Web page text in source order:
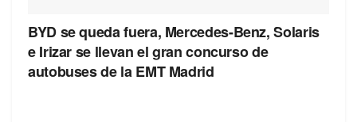
BYD se queda fuera, Mercedes-Benz, Solaris
e Irizar se llevan el gran concurso de
autobuses de la EMT Madrid